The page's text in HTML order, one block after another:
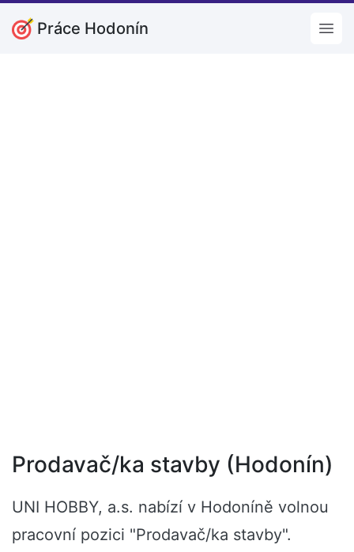
Práce Hodonín
Prodavač/ka stavby (Hodonín)
UNI HOBBY, a.s. nabízí v Hodoníně volnou
pracovní pozici "Prodavač/ka stavby".